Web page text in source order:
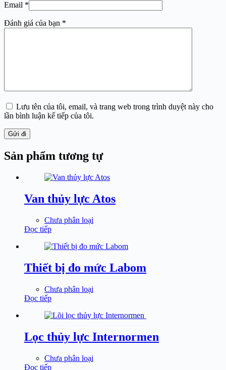
Email *
Đánh giá của bạn *
Lưu tên của tôi, email, và trang web trong trình duyệt này cho
lần bình luận kế tiếp của tôi.
Gửi đi
Sản phẩm tương tự
Van thủy lực Atos
Chưa phân loại
Đọc tiếp
Thiết bị đo mức Labom
Chưa phân loại
Đọc tiếp
Lọc thủy lực Internormen
Chưa phân loại
Đọc tiếp